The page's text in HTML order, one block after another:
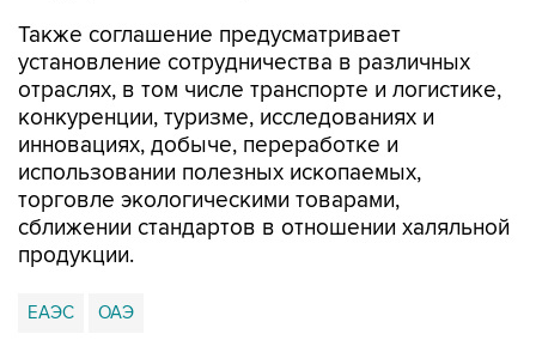
Также соглашение предусматривает
установление сотрудничества в различных
отраслях, в том числе транспорте и логистике,
конкуренции, туризме, исследованиях и
инновациях, добыче, переработке и
использовании полезных ископаемых,
торговле экологическими товарами,
сближении стандартов в отношении халяльной
продукции.
ЕАЭС ОАЭ